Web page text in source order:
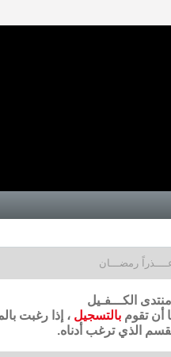
ﺭﻣﻀـــﺎﻥ
الكـــفـيل
أن تقوم بالتسجيل ، إذا رغبت
الذي ترغب أدناه.